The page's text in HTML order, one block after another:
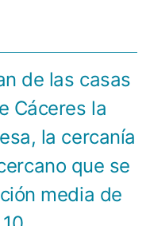
de las casas
Cáceres la
la cercanía
que se
media de